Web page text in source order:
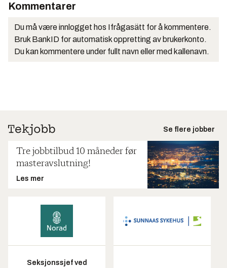
Kommentarer
Du må være innlogget hos Ifrågasätt for å kommentere.
Bruk BankID for automatisk oppretting av brukerkonto.
Du kan kommentere under fullt navn eller med kallenavn.
Se flere jobber
Tre jobbtilbud 10 måneder før
masteravslutning!
Les mer
Seksjonssjef ved